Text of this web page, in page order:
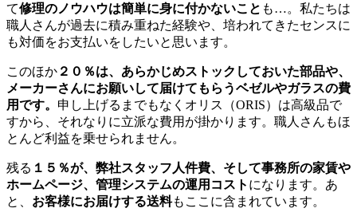
て修理のノウハウは簡単に身に付かないこと も…。私たちは
職人さんが過去に積み重ねた経験や、培われてきたセンスに
も対価をお支払いをしたいと思います。
このほか ２０％は、あらかじめストックしておいた部品や、
メーカーさんにお願いして届けてもらうベゼルやガラスの費
用です。 申し上げるまでもなくオリス（ORIS）は高級品で
すから、それなりに立派な費用が掛かります。職人さんもほ
とんど利益を乗せられません。
残る １５％が、弊社スタッフ人件費、そして事務所の家賃や
ホームページ、管理システムの運用コスト になります。あ
と、 お客様にお届けする送料もここに含まれています。